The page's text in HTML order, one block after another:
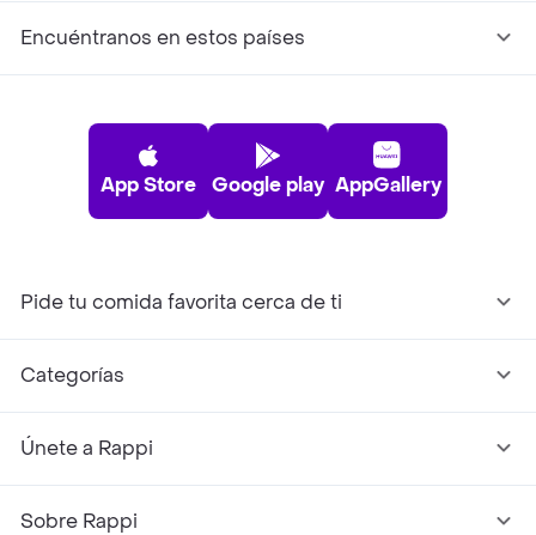
Encuéntranos en estos países
App Store Google play AppGallery
Pide tu comida favorita cerca de ti
Categorías
Únete a Rappi
Sobre Rappi